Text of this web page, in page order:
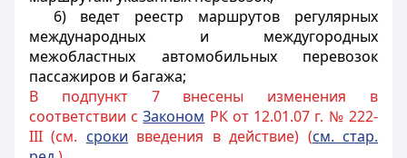
6) ведет реестр маршрутов регулярных
международных и междугородных
межобластных автомобильных перевозок
пассажиров и багажа;
В подпункт 7 внесены изменения в
соответствии сЗаконом РК от 12.01.07 г. № 222-
III (см. сроки введения в действие) (см. стар.